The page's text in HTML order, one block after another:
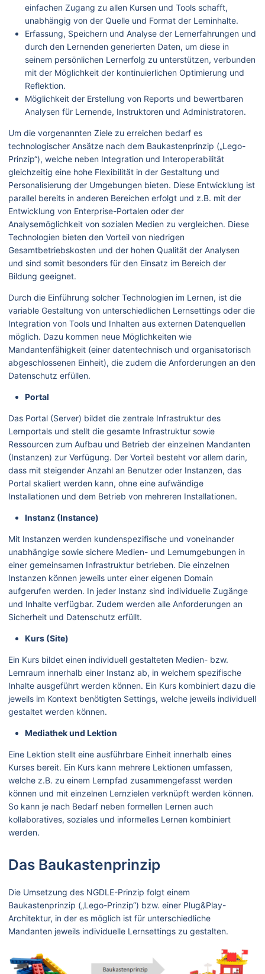
einfachen Zugang zu allen Kursen und Tools schafft,
unabhängig von der Quelle und Format der Lerninhalte.
Erfassung, Speichern und Analyse der Lernerfahrungen und
durch den Lernenden generierten Daten, um diese in
seinem persönlichen Lernerfolg zu unterstützen, verbunden
mit der Möglichkeit der kontinuierlichen Optimierung und
Reflektion.
Möglichkeit der Erstellung von Reports und bewertbaren
Analysen für Lernende, Instruktoren und Administratoren.
Um die vorgenannten Ziele zu erreichen bedarf es
technologischer Ansätze nach dem Baukastenprinzip („Lego-
Prinzip“), welche neben Integration und Interoperabilität
gleichzeitig eine hohe Flexibilität in der Gestaltung und
Personalisierung der Umgebungen bieten. Diese Entwicklung ist
parallel bereits in anderen Bereichen erfolgt und z.B. mit der
Entwicklung von Enterprise-Portalen oder der
Analysemöglichkeit von sozialen Medien zu vergleichen. Diese
Technologien bieten den Vorteil von niedrigen
Gesamtbetriebskosten und der hohen Qualität der Analysen
und sind somit besonders für den Einsatz im Bereich der
Bildung geeignet.
Durch die Einführung solcher Technologien im Lernen, ist die
variable Gestaltung von unterschiedlichen Lernsettings oder die
Integration von Tools und Inhalten aus externen Datenquellen
möglich. Dazu kommen neue Möglichkeiten wie
Mandantenfähigkeit (einer datentechnisch und organisatorisch
abgeschlossenen Einheit), die zudem die Anforderungen an den
Datenschutz erfüllen.
Portal
Das Portal (Server) bildet die zentrale Infrastruktur des
Lernportals und stellt die gesamte Infrastruktur sowie
Ressourcen zum Aufbau und Betrieb der einzelnen Mandanten
(Instanzen) zur Verfügung. Der Vorteil besteht vor allem darin,
dass mit steigender Anzahl an Benutzer oder Instanzen, das
Portal skaliert werden kann, ohne eine aufwändige
Installationen und dem Betrieb von mehreren Installationen.
Instanz (Instance)
Mit Instanzen werden kundenspezifische und voneinander
unabhängige sowie sichere Medien- und Lernumgebungen in
einer gemeinsamen Infrastruktur betrieben. Die einzelnen
Instanzen können jeweils unter einer eigenen Domain
aufgerufen werden. In jeder Instanz sind individuelle Zugänge
und Inhalte verfügbar. Zudem werden alle Anforderungen an
Sicherheit und Datenschutz erfüllt.
Kurs (Site)
Ein Kurs bildet einen individuell gestalteten Medien- bzw.
Lernraum innerhalb einer Instanz ab, in welchem spezifische
Inhalte ausgeführt werden können. Ein Kurs kombiniert dazu die
jeweils im Kontext benötigten Settings, welche jeweils individuell
gestaltet werden können.
Mediathek und Lektion
Eine Lektion stellt eine ausführbare Einheit innerhalb eines
Kurses bereit. Ein Kurs kann mehrere Lektionen umfassen,
welche z.B. zu einem Lernpfad zusammengefasst werden
können und mit einzelnen Lernzielen verknüpft werden können.
So kann je nach Bedarf neben formellen Lernen auch
kollaboratives, soziales und informelles Lernen kombiniert
werden.
Das Baukastenprinzip
Die Umsetzung des NGDLE-Prinzip folgt einem
Baukastenprinzip („Lego-Prinzip“) bzw. einer Plug&Play-
Architektur, in der es möglich ist für unterschiedliche
Mandanten jeweils individuelle Lernsettings zu gestalten.